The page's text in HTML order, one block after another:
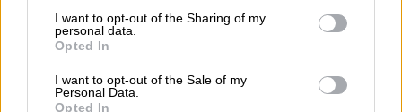
not limited to your visit or usage behaviour. You may click to
grant or deny consent to Google and its third-party tags to
use your data for below specified purposes in below Google
consent section.
I want to opt-out of the Sharing of my
personal data.
Opted In
I want to opt-out of the Sale of my
Personal Data.
Opted In